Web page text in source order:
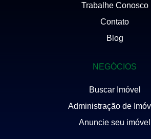
Trabalhe Conosco
Contato
Blog
NEGÓCIOS
Buscar Imóvel
Administração de
Anuncie seu imóvel